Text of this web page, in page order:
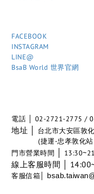
FACEBOOK
INSTAGRAM
LINE@
BsaB World 世界官網
電話 │ 02-2721-2775 /
地址 │
台北市大安區敦
(捷運-忠孝敦化站
門市營業時間
13:30~
線上客服時間 │
客服信箱│